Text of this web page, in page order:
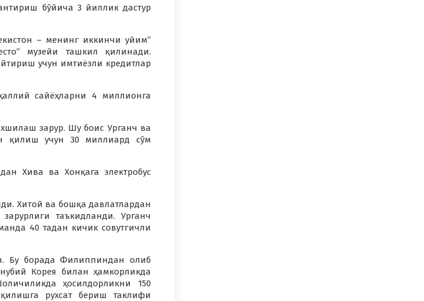
бўйича 3 йиллик дастур
– менинг иккинчи уйим”
музейи ташкил қилинади.
учун имтиёзли кредитлар
сайёҳларни 4 миллионга
зарур. Шу боис Урганч ва
қилиш учун 30 миллиард сўм
Хива ва Хонқага электробус
Хитой ва бошқа давлатлардан
таъкидланди. Урганч
40 тадан кичик совутгичли
Бу борада Филиппиндан олиб
Корея билан ҳамкорликда
ҳосилдорликни 150
рухсат бериш таклифи